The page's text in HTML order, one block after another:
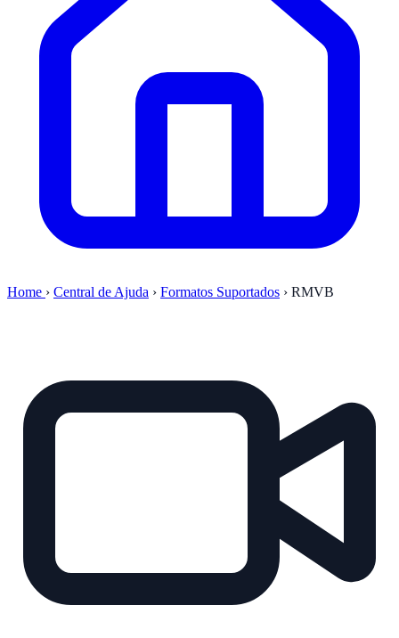
Home › Central de Ajuda › Formatos Suportados › RMVB